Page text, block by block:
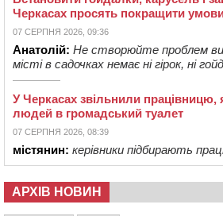
Черкасах просять покращити
07 СЕРПНЯ 2026, 09:36
Анатолій: Не створюйте проблем
місті в садочках немає ні гірок, ні
У Черкасах звільнили працівницю,
людей в громадський туалет
07 СЕРПНЯ 2026, 08:39
містянин: керівники підбирають
АРХІВ НОВИН